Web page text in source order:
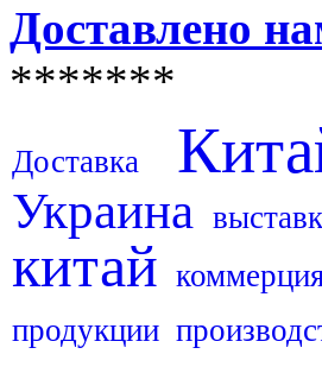
Доставлено
*******
Доставка
Украина
китай
продукции